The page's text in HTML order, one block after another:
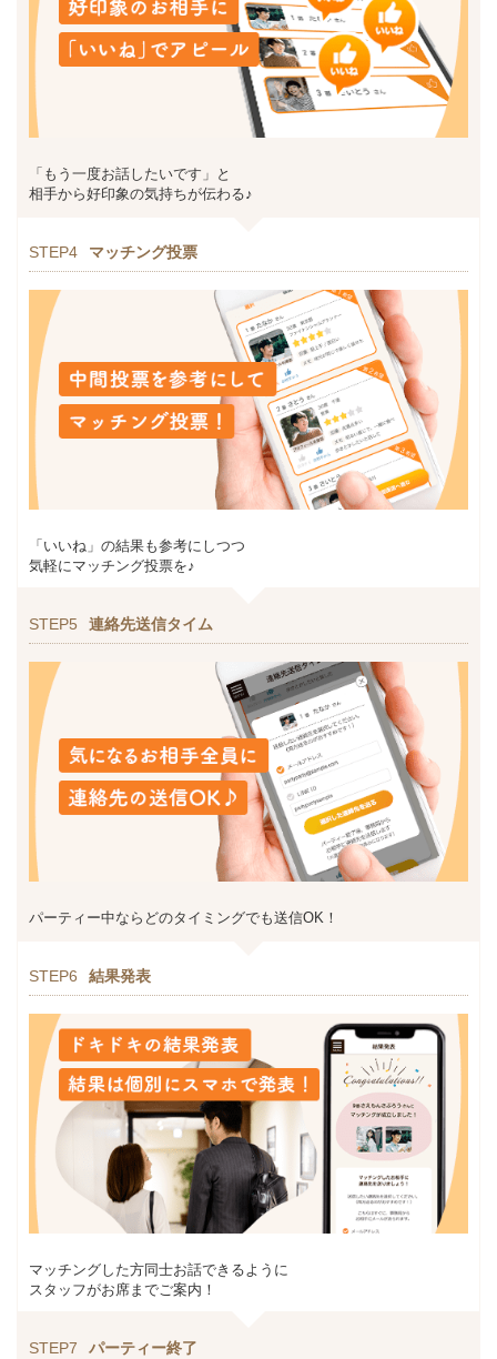
「もう一度お話したいです」と
相手から好印象の気持ちが伝わる♪
STEP4 マッチング投票
「いいね」の結果も参考にしつつ
気軽にマッチング投票を♪
STEP5 連絡先送信タイム
パーティー中ならどのタイミングでも送信OK！
STEP6 結果発表
マッチングした方同士お話できるように
スタッフがお席までご案内！
STEP7 パーティー終了